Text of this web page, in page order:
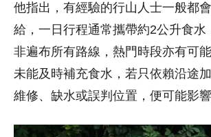
他指出，有經驗的行山人士一般都
給，一日行程通常攜帶約2公升食水
非遍布所有路線，熱門時段亦有可
未能及時補充食水，若只依賴沿途
維修、缺水或誤判位置，便可能影響